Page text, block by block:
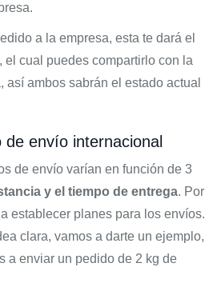
a la empresa, esta te dará el
el cual puedes compartirlo con la
así ambos sabrán el estado actual
envío internacional
de envío varían en función de 3
y el tiempo de entrega. Por
establecer planes para los envíos.
clara, vamos a darte un ejemplo,
a enviar un pedido de 2 kg de